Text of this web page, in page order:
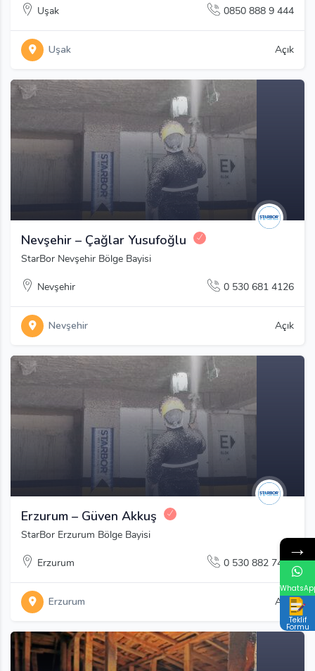
Uşak 0850 888 9 444
Uşak Açık
Nevşehir – Çağlar Yusufoğlu
StarBor Nevşehir Bölge Bayisi
Nevşehir 0 530 681 4126
Nevşehir Açık
Erzurum – Güven Akkuş
StarBor Erzurum Bölge Bayisi
Erzurum 0 530 882 7418
Erzurum Açık
→
Teklif
Formu